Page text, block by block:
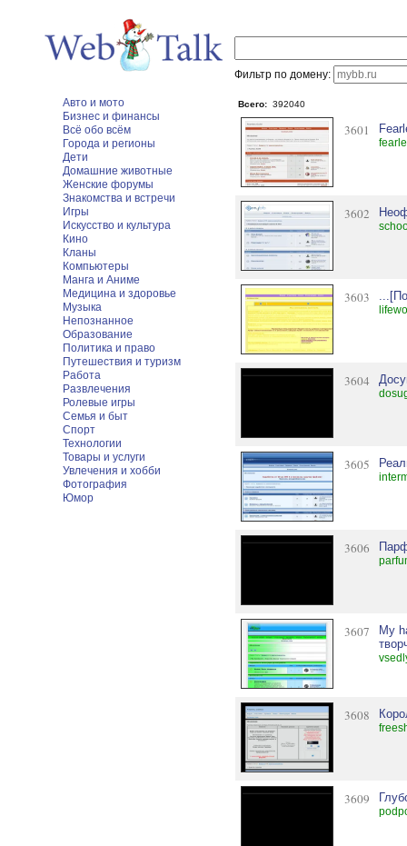
Фильтр по домену:
Авто и мото
Бизнес и финансы
Всё обо всём
Города и регионы
Дети
Домашние животные
Женские форумы
Знакомства и встречи
Игры
Искусство и культура
Кино
Кланы
Компьютеры
Манга и Аниме
Медицина и здоровье
Музыка
Непознанное
Образование
Политика и право
Путешествия и туризм
Работа
Развлечения
Ролевые игры
Семья и быт
Спорт
Технологии
Товары и услуги
Увлечения и хобби
Фотография
Юмор
Всего: 392040
3601
3602
3603
3604
3605
3606
3607
Мy
3608
3609